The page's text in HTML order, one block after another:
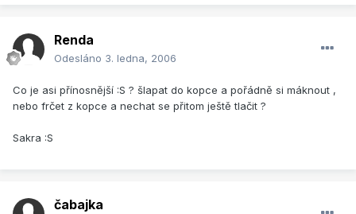
Renda
Odesláno 3. ledna, 2006
Co je asi přínosnější :S ? šlapat do kopce a pořádně si máknout ,
nebo frčet z kopce a nechat se přitom ještě tlačit ?
Sakra :S
čabajka